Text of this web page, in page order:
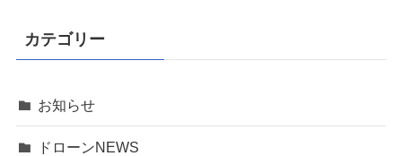
カテゴリー
お知らせ
ドローンNEWS